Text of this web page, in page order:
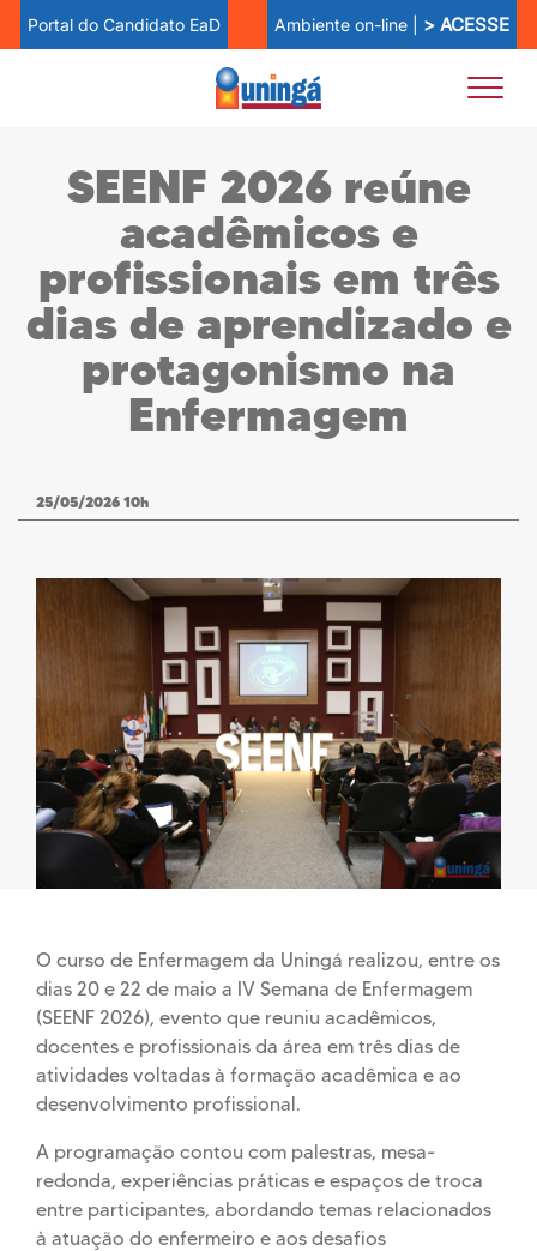
Portal do Candidato EaD Ambiente on-line | > ACESSE
SEENF 2026 reúne
acadêmicos e
profissionais em três
dias de aprendizado e
protagonismo na
Enfermagem
25/05/2026 10h
O curso de Enfermagem da Uningá realizou, entre os
dias 20 e 22 de maio a IV Semana de Enfermagem
(SEENF 2026), evento que reuniu acadêmicos,
docentes e profissionais da área em três dias de
atividades voltadas à formação acadêmica e ao
desenvolvimento profissional.
A programação contou com palestras, mesa-
redonda, experiências práticas e espaços de troca
entre participantes, abordando temas relacionados
à atuação do enfermeiro e aos desafios